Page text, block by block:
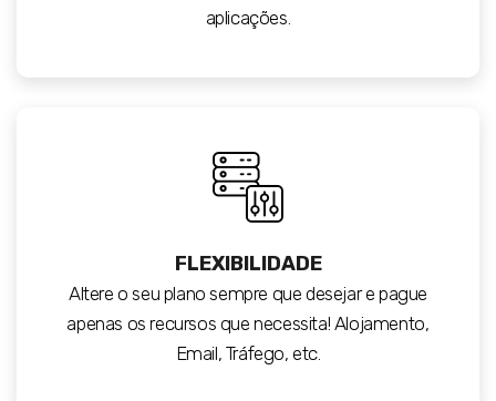
aplicações.
FLEXIBILIDADE
Altere o seu plano sempre que desejar e pague
apenas os recursos que necessita! Alojamento,
Email, Tráfego, etc.